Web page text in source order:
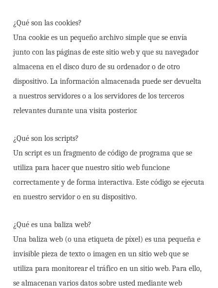
¿Qué son las cookies?
Una cookie es un pequeño archivo simple que se envía
junto con las páginas de este sitio web y que su navegador
almacena en el disco duro de su ordenador o de otro
dispositivo. La información almacenada puede ser devuelta
a nuestros servidores o a los servidores de los terceros
relevantes durante una visita posterior.
¿Qué son los scripts?
Un script es un fragmento de código de programa que se
utiliza para hacer que nuestro sitio web funcione
correctamente y de forma interactiva. Este código se ejecuta
en nuestro servidor o en su dispositivo.
¿Qué es una baliza web?
Una baliza web (o una etiqueta de píxel) es una pequeña e
invisible pieza de texto o imagen en un sitio web que se
utiliza para monitorear el tráfico en un sitio web. Para ello,
se almacenan varios datos sobre usted mediante web